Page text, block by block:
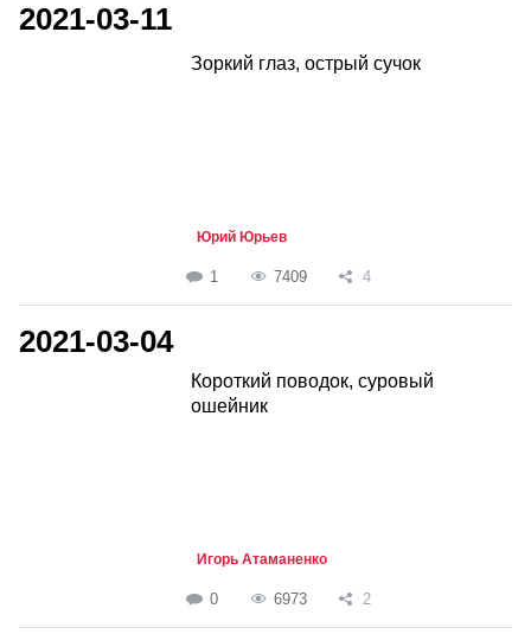
2021-03-11
Зоркий глаз, острый сучок
Юрий Юрьев
1 7409 4
2021-03-04
Короткий поводок, суровый
ошейник
Игорь Атаманенко
0 6973 2